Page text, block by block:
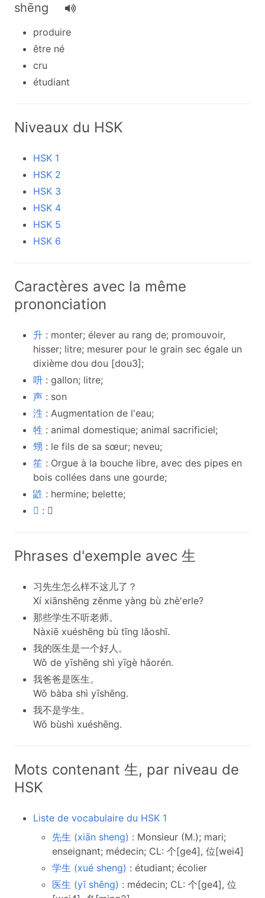
shēng
produire
être né
cru
étudiant
Niveaux du HSK
HSK 1
HSK 2
HSK 3
HSK 4
HSK 5
HSK 6
Caractères avec la même
prononciation
升 : monter; élever au rang de; ​​promouvoir,
hisser; litre; mesurer pour le grain sec égale un
dixième dou dou [dou3];
呏 : gallon; litre;
声 : son
泩 : Augmentation de l'eau;
牲 : animal domestique; animal sacrificiel;
甥 : le fils de sa sœur; neveu;
笙 : Orgue à la bouche libre, avec des pipes en
bois collées dans une gourde;
鼪 : hermine; belette;
𢦑 : 𢦑
Phrases d'exemple avec 生
习先生怎么样不这儿了？
Xí xiānshēng zěnme yàng bù zhè'erle?
那些学生不听老师。
Nàxiē xuéshēng bù tīng lǎoshī.
我的医生是一个好人。
Wǒ de yīshēng shì yīgè hǎorén.
我爸爸是医生。
Wǒ bàba shì yīshēng.
我不是学生。
Wǒ bùshì xuéshēng.
Mots contenant 生, par niveau de
HSK
Liste de vocabulaire du HSK 1
先生 (xiān sheng) : Monsieur (M.); mari;
enseignant; médecin; CL: 个[ge4], 位[wei4]
学生 (xué sheng) : étudiant; écolier
医生 (yī shēng) : médecin; CL: 个[ge4], 位